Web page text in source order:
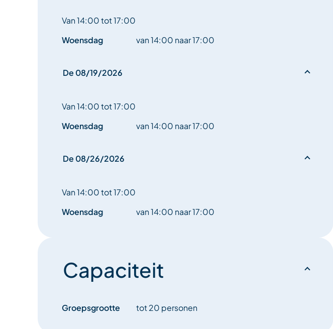
Van 14:00 tot 17:00
Woensdag
van 14:00 naar 17:00
De 08/19/2026
Van 14:00 tot 17:00
Woensdag
van 14:00 naar 17:00
De 08/26/2026
Van 14:00 tot 17:00
Woensdag
van 14:00 naar 17:00
Capaciteit
Groepsgrootte tot 20 personen